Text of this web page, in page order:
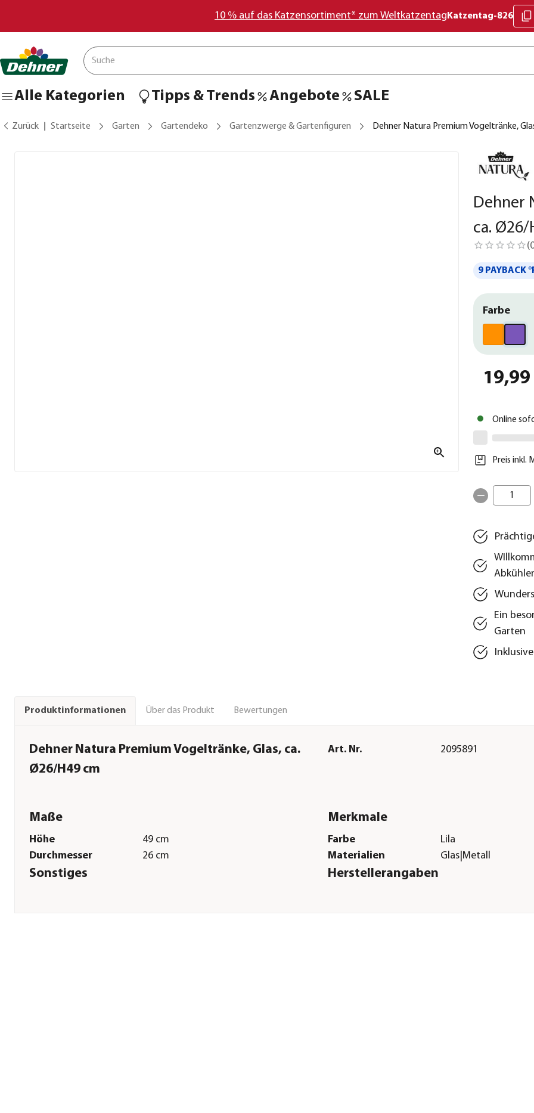
10 % auf das Katzensortiment* zum Weltkatzentag Katzentag-826
Alle Kategorien Tipps & Trends Angebote SALE
Zurück Startseite Garten Gartendeko Gartenzwerge & Gartenfiguren Dehner Natura Premium Vogeltränke,
Dehner
ca. Ø26/
(
9 PAYBACK
Farbe
19,99
Online
Preis inkl.
1
Ein
Garten
Produktinformationen Über das Produkt Bewertungen
Dehner Natura Premium Vogeltränke, Glas, ca.
Ø26/H49 cm
Art. Nr. 2095891
Maße
Höhe
49 cm
Durchmesser
26 cm
Merkmale
Farbe
Lila
Materialien
Glas|Metall
Sonstiges Herstellerangaben